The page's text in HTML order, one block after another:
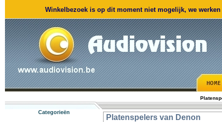
Winkelbezoek is op dit moment niet mogelijk, we
Categorieën
Platenspelers van Denon